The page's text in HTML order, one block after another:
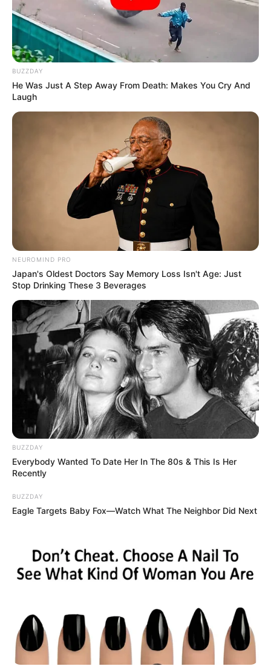
BUZZDAY
He Was Just A Step Away From Death: Makes You Cry And
Laugh
NEUROMIND PRO
Japan's Oldest Doctors Say Memory Loss Isn't Age: Just
Stop Drinking These 3 Beverages
BUZZDAY
Everybody Wanted To Date Her In The 80s & This Is Her
Recently
BUZZDAY
Eagle Targets Baby Fox—Watch What The Neighbor Did Next